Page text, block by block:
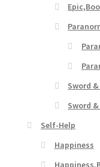
Sword
Sword
Self-Help
Happiness